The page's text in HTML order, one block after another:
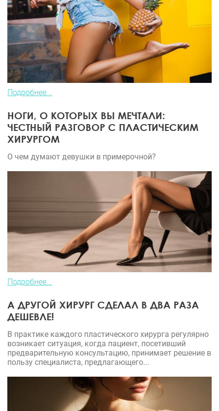
Подробнее...
НОГИ, О КОТОРЫХ ВЫ МЕЧТАЛИ:
ЧЕСТНЫЙ РАЗГОВОР С ПЛАСТИЧЕСКИМ
ХИРУРГОМ
О чем думают девушки в примерочной?
Подробнее...
А ДРУГОЙ ХИРУРГ СДЕЛАЛ В ДВА РАЗА
ДЕШЕВЛЕ!
В практике каждого пластического хирурга регулярно
возникает ситуация, когда пациент, посетивший
предварительную консультацию, принимает решение в
пользу специалиста, предлагающего...